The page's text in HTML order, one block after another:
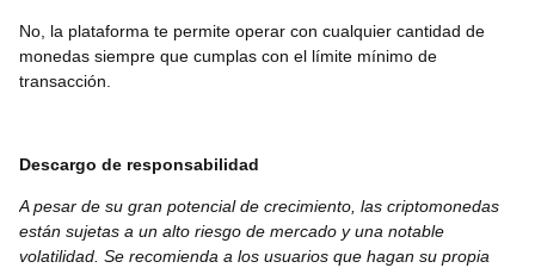
No, la plataforma te permite operar con cualquier cantidad de
monedas siempre que cumplas con el límite mínimo de
transacción.
Descargo de responsabilidad
A pesar de su gran potencial de crecimiento, las criptomonedas
están sujetas a un alto riesgo de mercado y una notable
volatilidad. Se recomienda a los usuarios que hagan su propia